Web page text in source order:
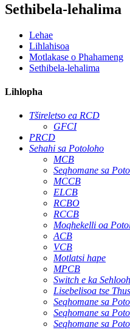
Sethibela-lehalima
Lehae
Lihlahisoa
Motlakase o Phahameng
Sethibela-lehalima
Lihlopha
Tšireletso ea RCD
GFCI
PRCD
Sehahi sa Potoloho
MCB
Seqhomane sa
MCCB
ELCB
RCBO
RCCB
Moqhekelli oa
ACB
VCB
Motlatsi hape
MPCB
Switch e ka
Lisebelisoa tse
Seqhomane sa
Seqhomane sa
Seqhomane sa